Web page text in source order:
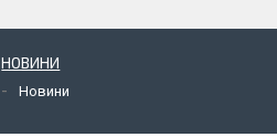
НОВИНИ
Новини